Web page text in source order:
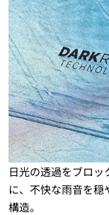
日光の透過をブロ
に、不快な雨音を
構造。